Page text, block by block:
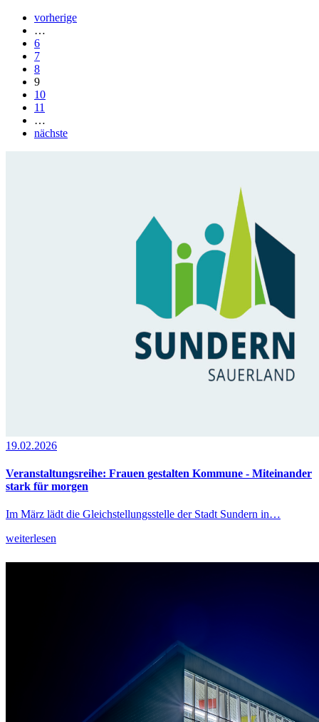
vorherige
…
6
7
8
9
10
11
…
nächste
19.02.2026
Veranstaltungsreihe: Frauen gestalten Kommune - Miteinander
stark für morgen
Im März lädt die Gleichstellungsstelle der Stadt Sundern in…
weiterlesen